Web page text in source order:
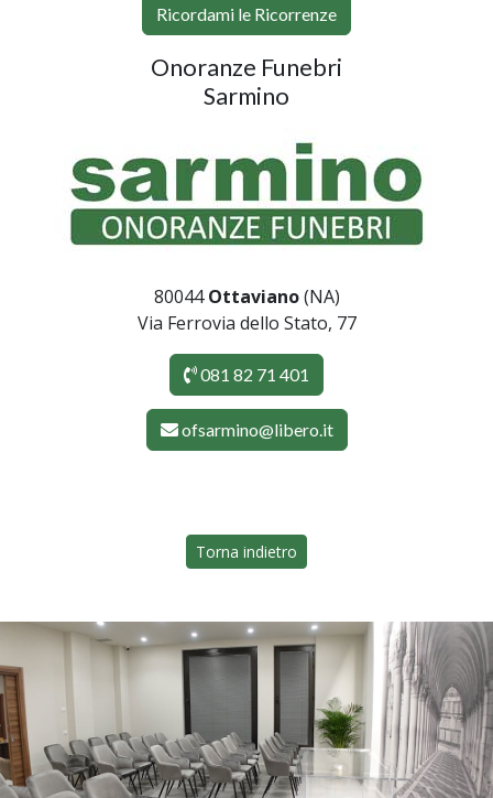
Ricordami le Ricorrenze
Onoranze Funebri
Sarmino
80044Ottaviano(NA)
Via Ferrovia dello Stato, 77
081 82 71 401
ofsarmino@libero.it
Torna indietro